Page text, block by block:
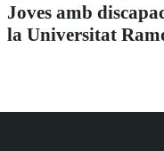
Joves amb
la Universitat